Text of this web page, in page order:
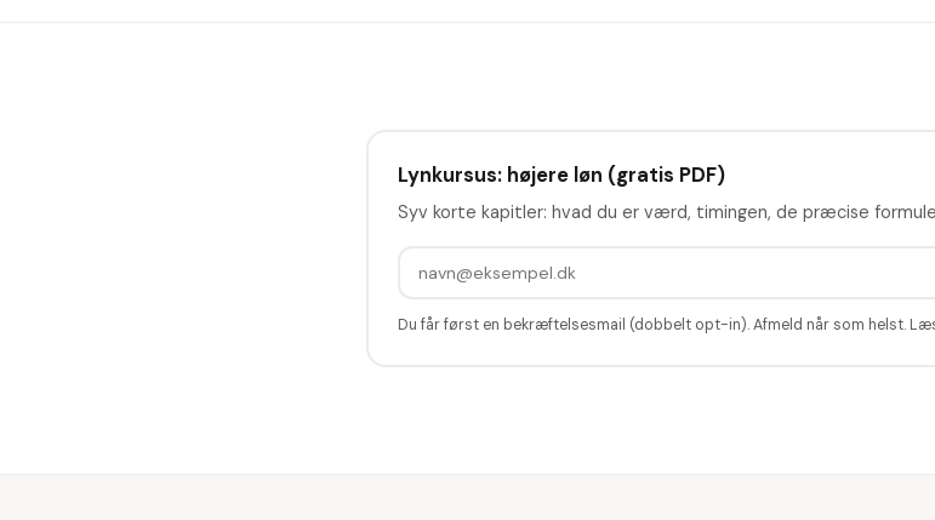
Lynkursus: højere løn (gratis PDF)
Syv korte kapitler: hvad du er værd, timingen, de præcise
Du får først en bekræftelsesmail (dobbelt opt-in). Afmeld når som helst.